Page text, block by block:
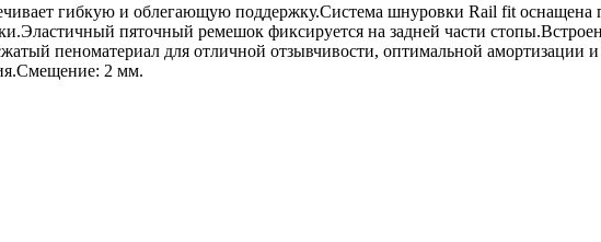
гибкую и облегающую поддержку.Система шнуровки Rail fit
пяточный ремешок фиксируется на задней части
пеноматериал для отличной отзывчивости, оптимальной амортизации
2 мм.